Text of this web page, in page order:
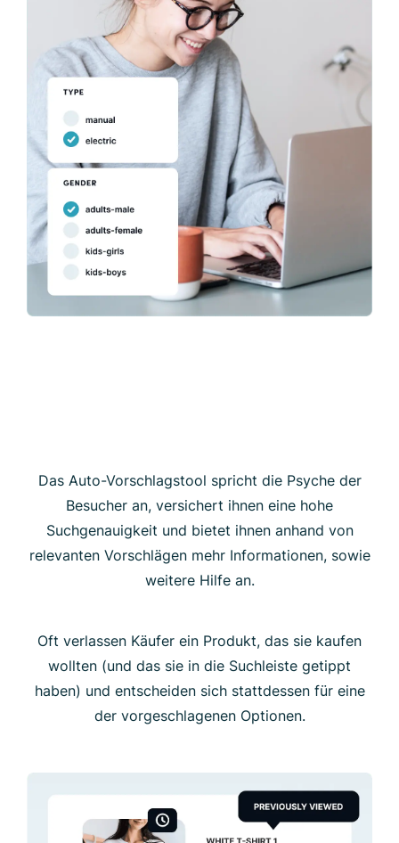
Das Auto-Vorschlagstool spricht die Psyche der
Besucher an, versichert ihnen eine hohe
Suchgenauigkeit und bietet ihnen anhand von
relevanten Vorschlägen mehr Informationen, sowie
weitere Hilfe an.
Oft verlassen Käufer ein Produkt, das sie kaufen
wollten (und das sie in die Suchleiste getippt
haben) und entscheiden sich stattdessen für eine
der vorgeschlagenen Optionen.